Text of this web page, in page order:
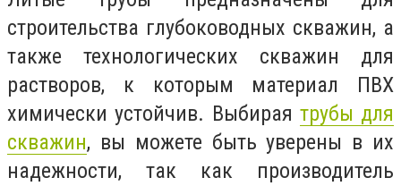
строительства глубоководных скважин, а
также технологических скважин для
растворов, к которым материал ПВХ
химически устойчив. Выбирая трубы для
скважин, вы можете быть уверены в их
надежности, так как производитель